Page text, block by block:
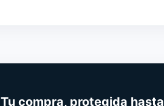
Tu compra, protegida hasta